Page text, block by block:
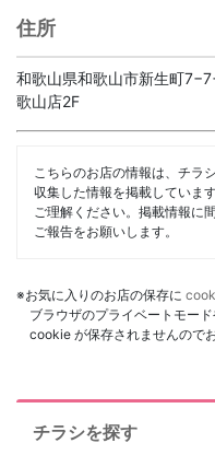
住所
和歌山県和歌山市新生町
歌山店2F
こちらのお店の情報は、チラ
収集した情報を掲載していま
ご理解ください。掲載情報に
ご報告をお願いします。
※お気に入りのお店の保存に
ブラウザのプライベートモー
cookie が保存されませんので
チラシを探す